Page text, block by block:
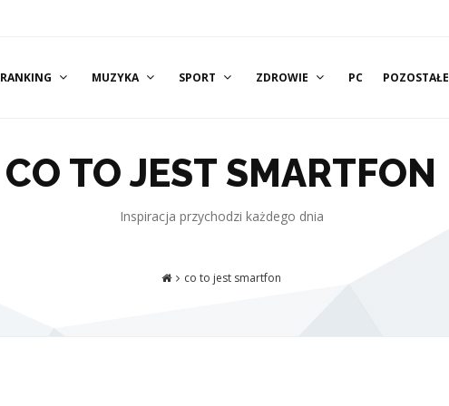
RANKING MUZYKA SPORT ZDROWIE PC POZOSTAŁE
CO TO JEST SMARTFON
Inspiracja przychodzi każdego dnia
co to jest smartfon